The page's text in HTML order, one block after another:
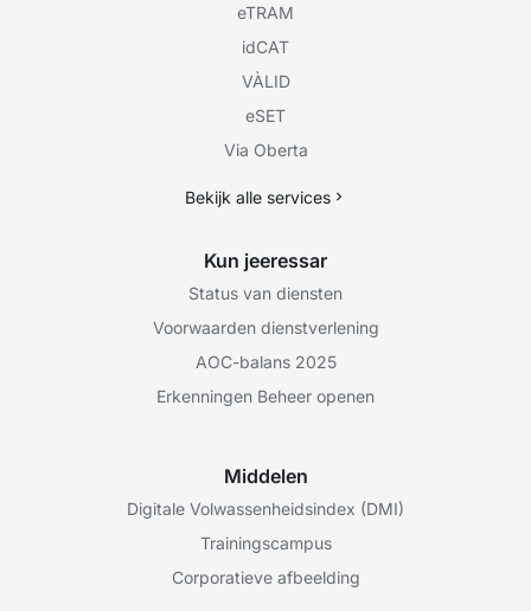
eTRAM
idCAT
VÀLID
eSET
Via Oberta
Bekijk alle services
Kun jeeressar
Status van diensten
Voorwaarden dienstverlening
AOC-balans 2025
Erkenningen Beheer openen
Middelen
Digitale Volwassenheidsindex (DMI)
Trainingscampus
Corporatieve afbeelding